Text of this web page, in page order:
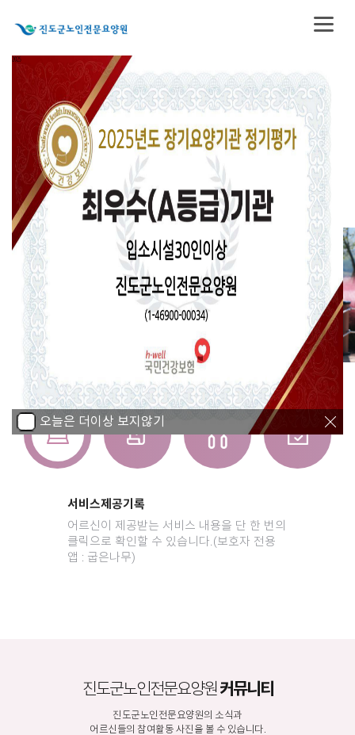
진도군노인전문요양원
믿음·섬김·사랑
"敬 天 愛 人 (경 천 애 인)"
어르신 한 분 한 분을 부모님처럼 섬기며
안정되고 편안한 노년의 쉼터를 제공하는
진도군노인전문요양원입니다.
서비스제공기록
어르신이 제공받는 서비스 내용을 단 한 번의
클릭으로 확인할 수 있습니다.(보호자 전용
앱 : 굽은나무)
진도군노인전문요양원커뮤니티
진도군노인전문요양원의 소식과
어르신들의 참여활동 사진을 볼 수 있습니다.
오늘은 더이상 보지않기
오늘은 더이상 보지않기